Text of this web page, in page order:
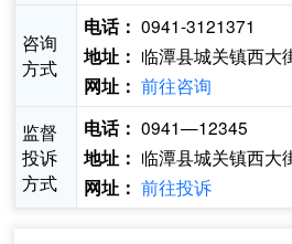
咨询
方式
电话： 0941-3121371
地址： 临潭县城关镇西大
网址： 前往咨询
监督
投诉
方式
电话： 0941—12345
地址： 临潭县城关镇西大
网址： 前往投诉